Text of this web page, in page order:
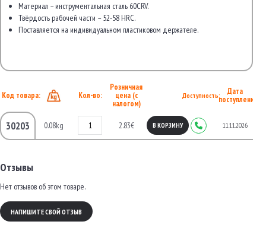
Материал – инструментальная сталь 60CRV.
Твёрдость рабочей части – 52-58 HRC.
Поставляется на индивидуальном пластиковом держателе.
Код товара: Кол-во:
Розничная
цена (с
налогом)
Доступность:
Дата
поступления
30203 0.08kg 2.83€ В КОРЗИНУ 11.11.2026
Отзывы
Нет отзывов об этом товаре.
НАПИШИТЕ СВОЙ ОТЗЫВ